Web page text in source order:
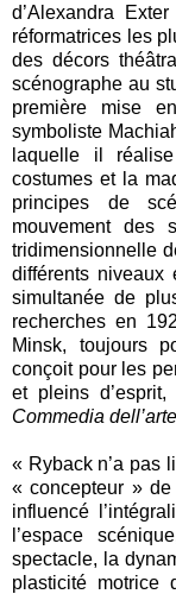
d’Alexandra
réformatrices les
des décors
scénographe au
première mise
symboliste
laquelle il
costumes et la
principes de
mouvement des
tridimensionnelle
différents niveaux
simultanée de
recherches en
Minsk, toujours
conçoit pour les
et pleins
Commedia dell’arte
« Ryback n’a pas
« concepteur » de
influencé
l’espace
spectacle, la
plasticité motrice